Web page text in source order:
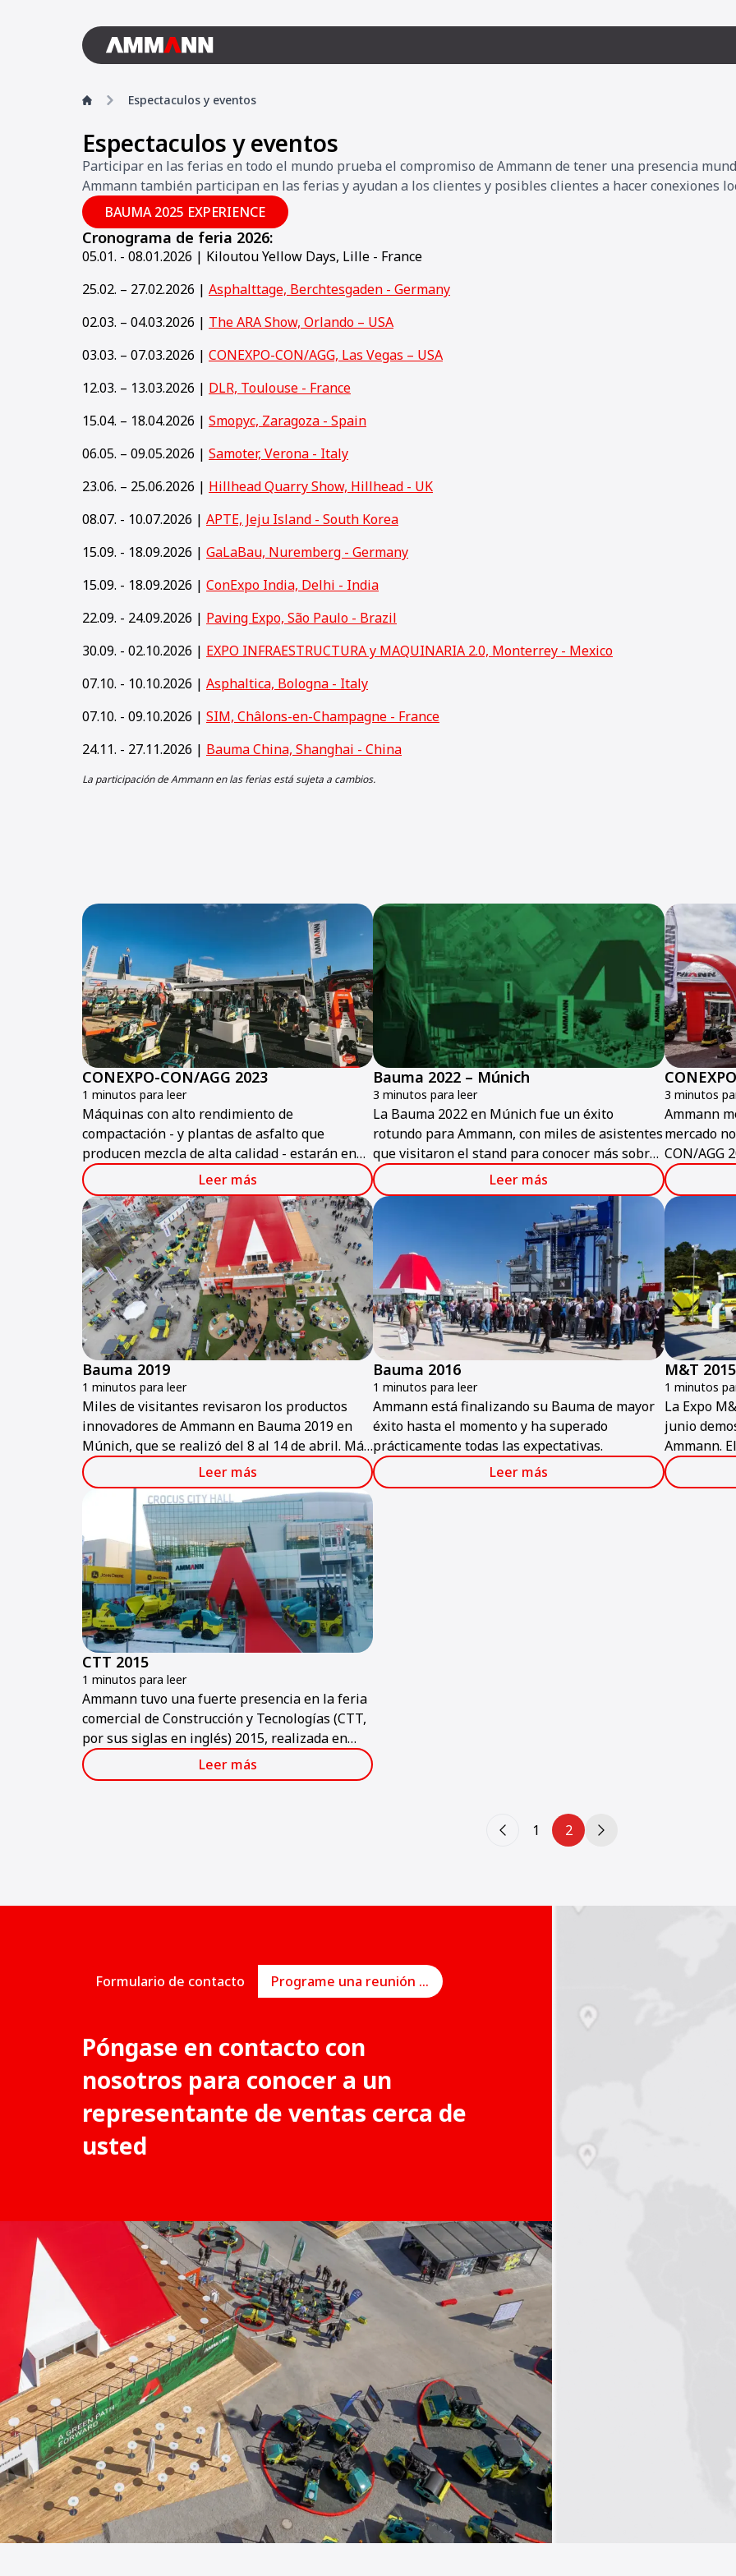
Espectaculos y eventos
Espectaculos y eventos
Participar en las ferias en todo el mundo prueba el compromiso de Ammann de tener una presencia
Ammann también participan en las ferias y ayudan a los clientes y posibles clientes a hacer conexiones
BAUMA 2025 EXPERIENCE
Cronograma de feria 2026:
05.01. - 08.01.2026 | Kiloutou Yellow Days, Lille - France
25.02. – 27.02.2026 | Asphalttage, Berchtesgaden - Germany
02.03. – 04.03.2026 | The ARA Show, Orlando – USA
03.03. – 07.03.2026 | CONEXPO-CON/AGG, Las Vegas – USA
12.03. – 13.03.2026 | DLR, Toulouse - France
15.04. – 18.04.2026 | Smopyc, Zaragoza - Spain
06.05. – 09.05.2026 | Samoter, Verona - Italy
23.06. – 25.06.2026 | Hillhead Quarry Show, Hillhead - UK
08.07. - 10.07.2026 | APTE, Jeju Island - South Korea
15.09. - 18.09.2026 | GaLaBau, Nuremberg - Germany
15.09. - 18.09.2026 | ConExpo India, Delhi - India
22.09. - 24.09.2026 | Paving Expo, São Paulo - Brazil
30.09. - 02.10.2026 | EXPO INFRAESTRUCTURA y MAQUINARIA 2.0, Monterrey - Mexico
07.10. - 10.10.2026 | Asphaltica, Bologna - Italy
07.10. - 09.10.2026 | SIM, Châlons-en-Champagne - France
24.11. - 27.11.2026 | Bauma China, Shanghai - China
La participación de Ammann en las ferias está sujeta a cambios.
CONEXPO-CON/AGG 2023
1 minutos para leer
Máquinas con alto rendimiento de
compactación - y plantas de asfalto que
producen mezcla de alta calidad - estarán en
exhibición en el stand de Ammann en
CONEXPO-CON/AGG 2023.
Leer más
Bauma 2022 – Múnich
3 minutos para leer
La Bauma 2022 en Múnich fue un éxito
rotundo para Ammann, con miles de asistentes
que visitaron el stand para conocer más sobre
los productos y servicios de Ammann.
Leer más
3 minutos
Ammann
mercado
CON/AGG
Bauma 2019
1 minutos para leer
Miles de visitantes revisaron los productos
innovadores de Ammann en Bauma 2019 en
Múnich, que se realizó del 8 al 14 de abril. Más
de 100 productos de Ammann se exhibieron en
la exposición comercial, incluyendo propuestas
Leer más
Bauma 2016
1 minutos para leer
Ammann está finalizando su Bauma de mayor
éxito hasta el momento y ha superado
prácticamente todas las expectativas.
Leer más
M&T 2015
1 minutos
La Expo
junio
Ammann.
más
más
CTT 2015
1 minutos para leer
Ammann tuvo una fuerte presencia en la feria
comercial de Construcción y Tecnologías (CTT,
por sus siglas en inglés) 2015, realizada en
Moscú a principios de junio.
Leer más
1 2
Formulario de contacto Programe una reunión en línea
Póngase en contacto con
nosotros para conocer a un
representante de ventas cerca de
usted